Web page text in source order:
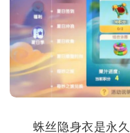
蛛丝隐身衣是永